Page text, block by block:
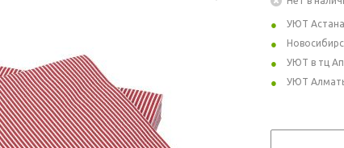
УЮТ Астана
УЮТ в тц
УЮТ